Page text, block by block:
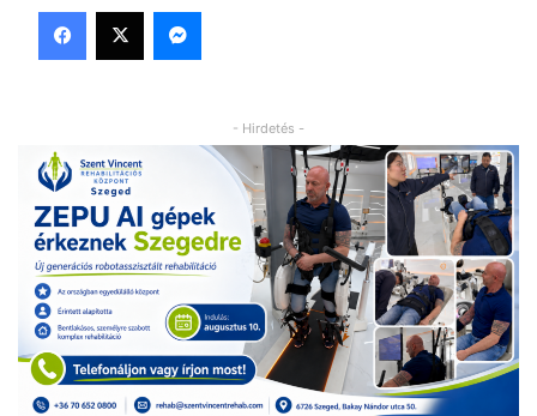
Facebook
X Messenger
- Hirdetés -